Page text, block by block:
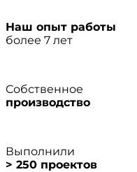
Наш опыт работы
более 7 лет
Собственное
производство
Выполнили
> 250 проектов